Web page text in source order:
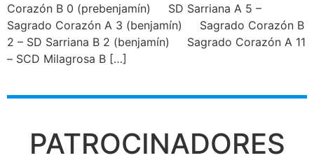
Corazón B 0 (prebenjamín) SD Sarriana A 5 –
Sagrado Corazón A 3 (benjamín) Sagrado Corazón B
2 – SD Sarriana B 2 (benjamín) Sagrado Corazón A 11
– SCD Milagrosa B […]
PATROCINADORES